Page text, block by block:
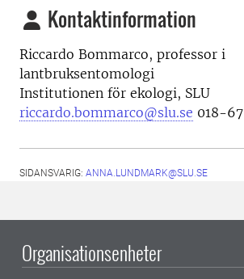
Kontaktinformation
Riccardo Bommarco, professor i
lantbruksentomologi
Institutionen för ekologi, SLU
riccardo.bommarco@slu.se 018-67
SIDANSVARIG: ANNA.LUNDMARK@SLU.SE
Organisationsenheter